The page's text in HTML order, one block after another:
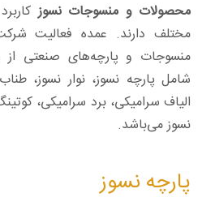
محصولات و منسوجات نسوز
مختلف دارند. عمده فعالیت
منسوجات و پارچه‌های صنعتی
شامل پارچه نسوز، نوار نسوز،
الیاف سرامیکی، برد سرامیکی،
نسوز می‌باشد.
پارچه نسوز